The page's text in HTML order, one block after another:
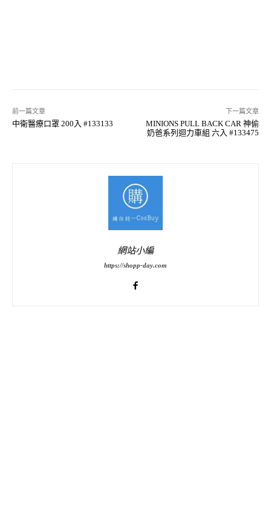
前一篇文章
中衛醫療口罩 200入 #133133
下一篇文章
MINIONS PULL BACK CAR 神偷
奶爸系列迴力車組 六入 #133475
網站小編
https://shopp-day.com